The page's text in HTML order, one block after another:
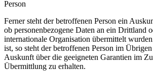
Person
Ferner steht der betroffenen Person ein
ob personenbezogene Daten an ein Drittland
internationale Organisation übermittelt
ist, so steht der betroffenen Person im
Auskunft über die geeigneten Garantien im
Übermittlung zu erhalten.